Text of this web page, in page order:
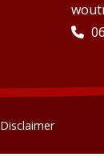
Disclaimer